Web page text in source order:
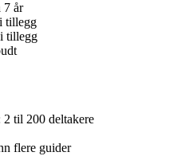
7 år
tillegg
tillegg
til 200 deltakere
flere guider